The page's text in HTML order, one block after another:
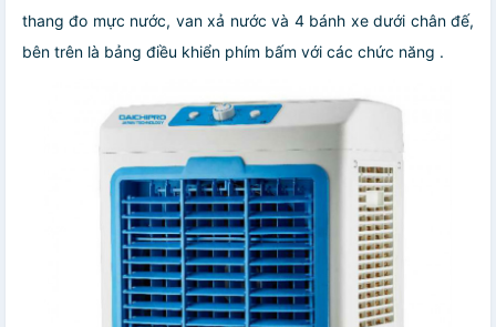
thang đo mực nước, van xả nước và 4 bánh xe dưới chân đế,
bên trên là bảng điều khiển phím bấm với các chức năng .